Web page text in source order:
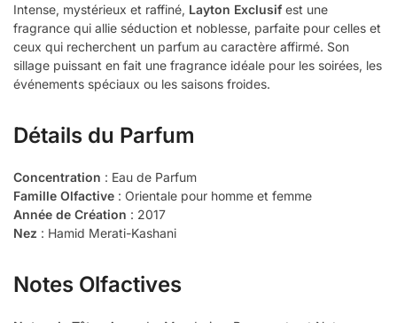
Intense, mystérieux et raffiné, Layton Exclusif est une
fragrance qui allie séduction et noblesse, parfaite pour celles et
ceux qui recherchent un parfum au caractère affirmé. Son
sillage puissant en fait une fragrance idéale pour les soirées, les
événements spéciaux ou les saisons froides.
Détails du Parfum
Concentration : Eau de Parfum
Famille Olfactive : Orientale pour homme et femme
Année de Création : 2017
Nez : Hamid Merati-Kashani
Notes Olfactives